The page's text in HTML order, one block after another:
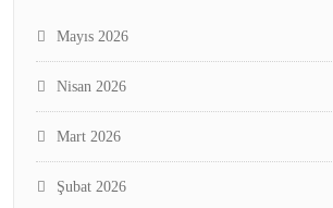
Mayıs 2026
Nisan 2026
Mart 2026
Şubat 2026